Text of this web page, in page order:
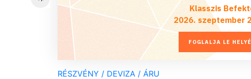
Klasszis
2026. szeptember
FOGLALJA LE
RÉSZVÉNY / DEVIZA / ÁRU